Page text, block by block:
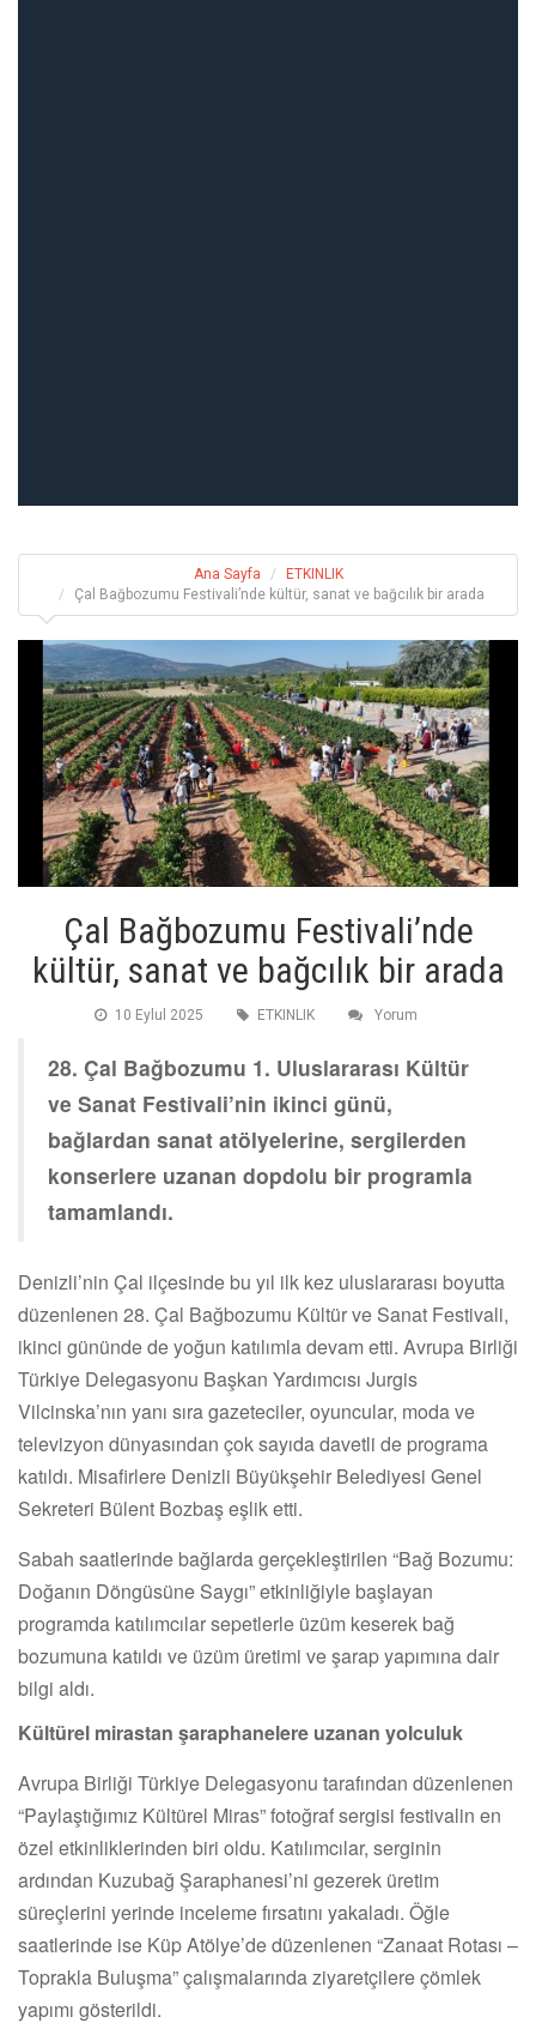
Ana Sayfa
ETKINLIK
Çal Bağbozumu Festivali’nde kültür, sanat ve bağcılık bir arada
Çal Bağbozumu Festivali’nde
kültür, sanat ve bağcılık bir arada
10 Eylul 2025 ETKINLIK Yorum
28. Çal Bağbozumu 1. Uluslararası Kültür
ve Sanat Festivali’nin ikinci günü,
bağlardan sanat atölyelerine, sergilerden
konserlere uzanan dopdolu bir programla
tamamlandı.
Denizli’nin Çal ilçesinde bu yıl ilk kez uluslararası boyutta
düzenlenen 28. Çal Bağbozumu Kültür ve Sanat Festivali,
ikinci gününde de yoğun katılımla devam etti. Avrupa Birliği
Türkiye Delegasyonu Başkan Yardımcısı Jurgis
Vilcinska’nın yanı sıra gazeteciler, oyuncular, moda ve
televizyon dünyasından çok sayıda davetli de programa
katıldı. Misafirlere Denizli Büyükşehir Belediyesi Genel
Sekreteri Bülent Bozbaş eşlik etti.
Sabah saatlerinde bağlarda gerçekleştirilen “Bağ Bozumu:
Doğanın Döngüsüne Saygı” etkinliğiyle başlayan
programda katılımcılar sepetlerle üzüm keserek bağ
bozumuna katıldı ve üzüm üretimi ve şarap yapımına dair
bilgi aldı.
Kültürel mirastan şaraphanelere uzanan yolculuk
Avrupa Birliği Türkiye Delegasyonu tarafından düzenlenen
“Paylaştığımız Kültürel Miras” fotoğraf sergisi festivalin en
özel etkinliklerinden biri oldu. Katılımcılar, serginin
ardından Kuzubağ Şaraphanesi’ni gezerek üretim
süreçlerini yerinde inceleme fırsatını yakaladı. Öğle
saatlerinde ise Küp Atölye’de düzenlenen “Zanaat Rotası –
Toprakla Buluşma” çalışmalarında ziyaretçilere çömlek
yapımı gösterildi.